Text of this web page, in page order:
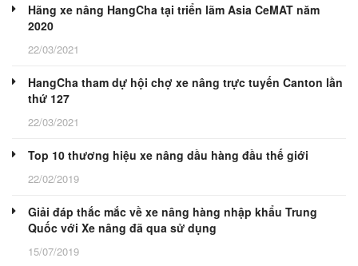
Hãng xe nâng HangCha tại triển lãm Asia CeMAT năm
2020
22/03/2021
HangCha tham dự hội chợ xe nâng trực tuyến Canton lần
thứ 127
22/03/2021
Top 10 thương hiệu xe nâng dầu hàng đầu thế giới
22/02/2019
Giải đáp thắc mắc về xe nâng hàng nhập khẩu Trung
Quốc với Xe nâng đã qua sử dụng
15/07/2019